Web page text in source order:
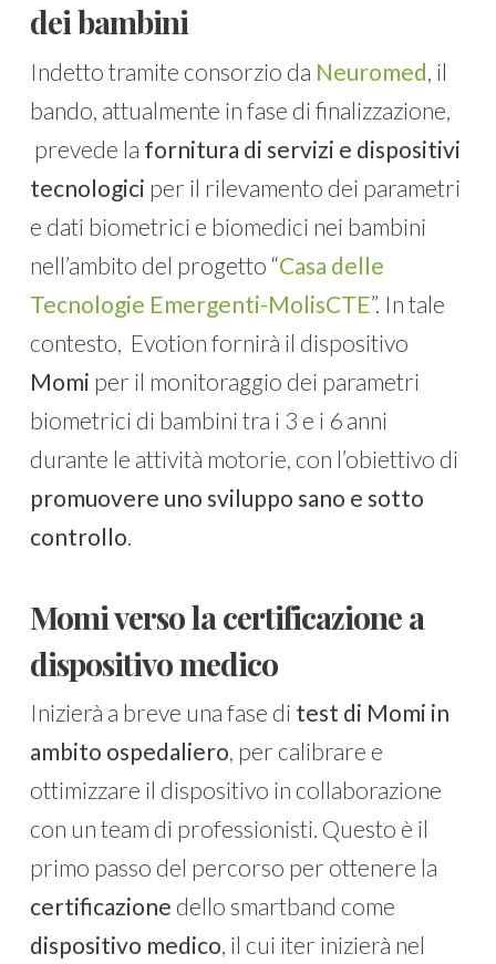
dei bambini
Indetto tramite consorzio da Neuromed , il
bando, attualmente in fase di finalizzazione,
prevede la fornitura di servizi e dispositivi
tecnologici per il rilevamento dei parametri
e dati biometrici e biomedici nei bambini
nell’ambito del progetto “Casa delle
Tecnologie Emergenti-MolisCTE”. In tale
contesto, Evotion fornirà il dispositivo
Momi per il monitoraggio dei parametri
biometrici di bambini tra i 3 e i 6 anni
durante le attività motorie, con l’obiettivo di
promuovere uno sviluppo sano e sotto
controllo
Momi verso la certificazione a
dispositivo medico
Inizierà a breve una fase di test di Momi in
ambito ospedaliero, per calibrare e
ottimizzare il dispositivo in collaborazione
con un team di professionisti. Questo è il
primo passo del percorso per ottenere la
certificazione dello smartband come
dispositivo medico, il cui iter inizierà nel